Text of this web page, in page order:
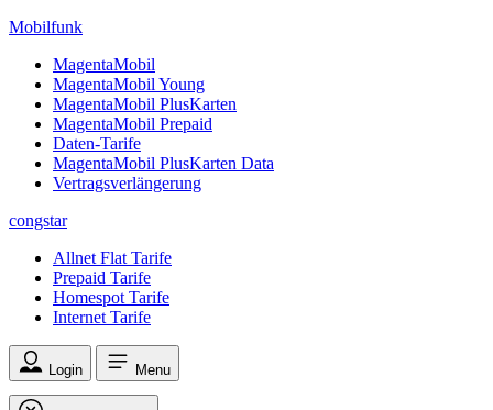
Mobilfunk
MagentaMobil
MagentaMobil Young
MagentaMobil PlusKarten
MagentaMobil Prepaid
Daten-Tarife
MagentaMobil PlusKarten Data
Vertragsverlängerung
congstar
Allnet Flat Tarife
Prepaid Tarife
Homespot Tarife
Internet Tarife
Login Menu